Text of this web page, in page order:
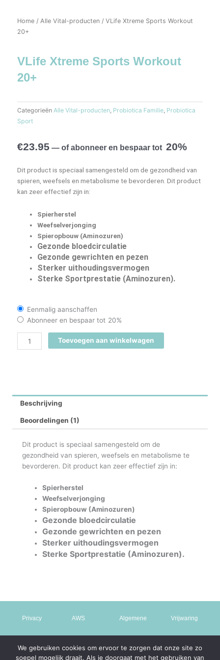
Home / Alle Vital-producten / VLife Xtreme Sports Workout
20+
VLife Xtreme Sports Workout
20+
Categorieën Alle Vital-producten Probiotica Familie Probiotica
Sport
€23.95 — of abonneer en bespaar tot 20%
Dit product is speciaal samengesteld om de gezondheid van
spieren, weefsels en metabolisme te bevorderen. Dit product
kan zeer effectief zijn in:
Spierherstel
Weefselverjonging
Spieropbouw (Aminozuren)
Gezonde bloedcirculatie
Gezonde gewrichten en pezen
Sterker uithoudingsvermogen
Sterke Sportprestatie (Aminozuren).
Eenmalig aanschaffen
Abonneer en bespaar tot 20%
VLife
Xtreme
Sports
Workout
20+
Toevoegen aan winkelwagen
Beschrijving
Beoordelingen (1)
Dit product is speciaal samengesteld om de
gezondheid van spieren, weefsels en metabolisme te
bevorderen. Dit product kan zeer effectief zijn in:
Spierherstel
Weefselverjonging
Spieropbouw (Aminozuren)
Gezonde bloedcirculatie
Gezonde gewrichten en pezen
Sterker uithoudingsvermogen
Sterke Sportprestatie (Aminozuren).
Privacy AWS Algemene Vrijwaring
We gebruiken cookies om ervoor te zorgen dat onze site zo
soepel mogelijk draait. Als je doorgaat met het gebruiken van